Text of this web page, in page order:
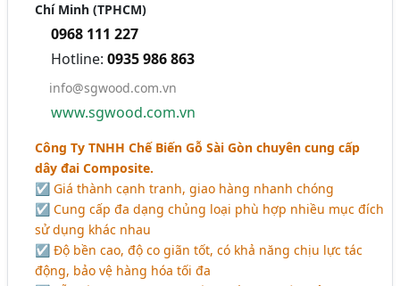
Chí Minh (TPHCM)
0968 111 227
Hotline:0935 986 863
info@sgwood.com.vn
www.sgwood.com.vn
Công Ty TNHH Chế Biến Gỗ Sài Gòn chuyên cung cấp
dây đai Composite.
☑ Giá thành cạnh tranh, giao hàng nhanh chóng
☑ Cung cấp đa dạng chủng loại phù hợp nhiều mục đích
sử dụng khác nhau
☑ Độ bền cao, độ co giãn tốt, có khả năng chịu lực tác
động, bảo vệ hàng hóa tối đa